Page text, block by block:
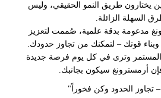
يختارون طريق النمو الحقيقي، وليس
السهلة الزائلة.
مدعومة بدقة علمية، صُممت لتعزيز
وبناء قوتك – لتمكنك من تجاوز حدودك.
المستمر وترى في كل يوم فرصة جديدة
أرمسترونغ سيكون بجانبك.
– تجاوز الحدود وكن فخوراً"